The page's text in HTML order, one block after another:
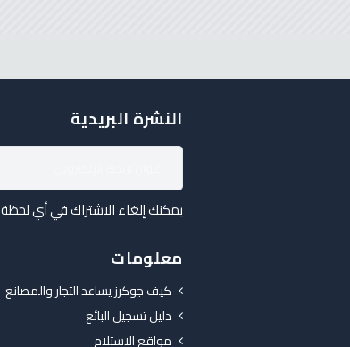
النشرة البريدية
يمكنك إلغاء الاشتراك في أي لحظة
معلومات
كيف جوكرز يساعد التجار والمصانع
دليل تسجيل البائع
مواقع الاستلام